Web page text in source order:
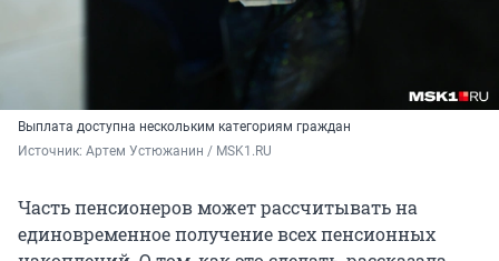
Выплата доступна нескольким категориям граждан
Источник: Артем Устюжанин / MSK1.RU
Часть пенсионеров может рассчитывать на
единовременное получение всех пенсионных